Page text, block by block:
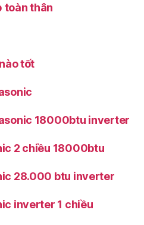
toàn thân
tốt
18000btu inverter
2 chiều 18000btu
28.000 btu inverter
inverter 1 chiều